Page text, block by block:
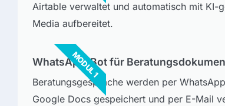
Airtable verwaltet und automatisch mit KI-
Media aufbereitet.
WhatsApp-Bot für
Beratungsgespräche werden per
Google Docs gespeichert und per E-Mail
MODUL 1